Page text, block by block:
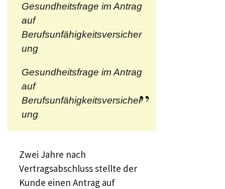
Gesundheitsfrage im Antrag
auf
Berufsunfähigkeitsversicher
ung
Gesundheitsfrage im Antrag
auf
Berufsunfähigkeitsversicher
ung
Zwei Jahre nach
Vertragsabschluss stellte der
Kunde einen Antrag auf